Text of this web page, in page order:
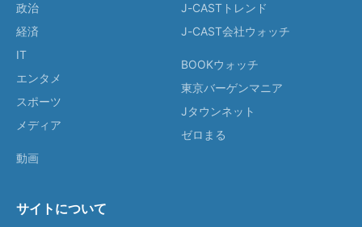
政治
経済
IT
エンタメ
スポーツ
メディア
動画
J-CASTトレンド
J-CAST会社ウォッチ
BOOKウォッチ
東京バーゲンマニア
Jタウンネット
ゼロまる
サイトについて